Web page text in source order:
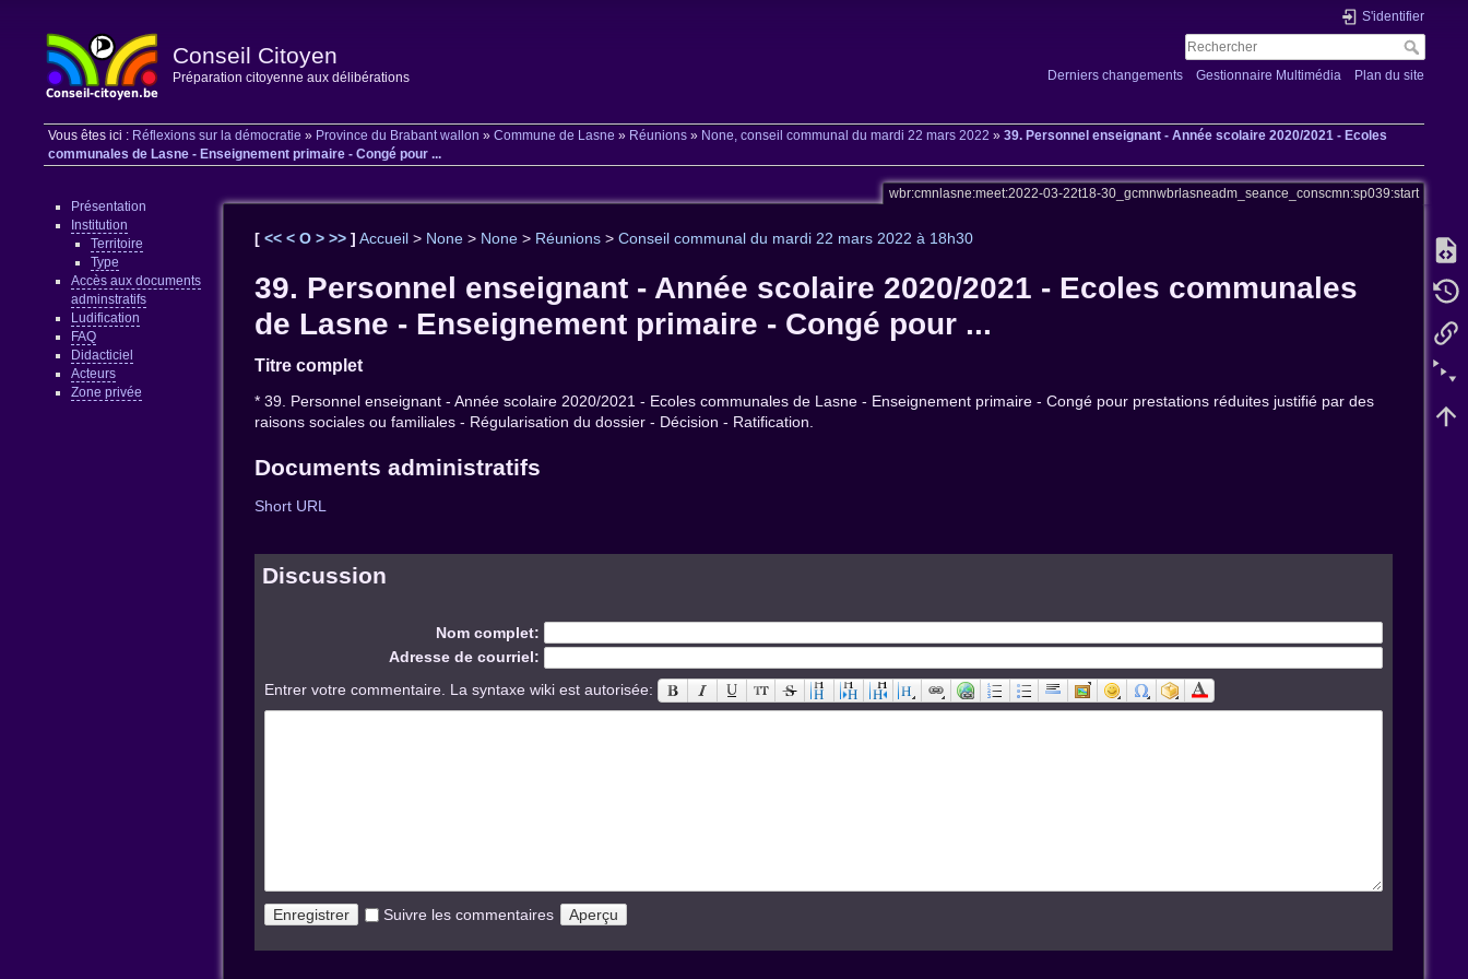
Conseil Citoyen
Préparation citoyenne aux délibérations
S'identifier
Derniers changements Gestionnaire Multimédia Plan du site
Vous êtes ici : Réflexions sur la démocratie » Province du Brabant wallon »Commune de Lasne » Réunions » None, conseil communal du mardi 22 mars 2022 »39. Personnel enseignant - Année scolaire 2020/2021 - Ecoles
communales de Lasne - Enseignement primaire - Congé pour ...
Présentation
Institution
Territoire
Type
Accès aux documents
adminstratifs
Ludification
FAQ
Didacticiel
Acteurs
Zone privée
wbr:cmnlasne:meet:2022-03-22t18-30_gcmnwbrlasneadm_seance_conscmn:sp039:start
[<<<O>>>] Accueil > None > None > Réunions >Conseil communal du mardi 22 mars 2022 à 18h30
39. Personnel enseignant - Année scolaire 2020/2021 - Ecoles communales
de Lasne - Enseignement primaire - Congé pour ...
Titre complet
* 39. Personnel enseignant - Année scolaire 2020/2021 - Ecoles communales de Lasne - Enseignement primaire - Congé pour prestations réduites justifié par des
raisons sociales ou familiales - Régularisation du dossier - Décision - Ratification.
Documents administratifs
Short URL
Discussion
Nom complet:
Adresse de courriel:
Entrer votre commentaire. La syntaxe wiki est autorisée:
Suivre les commentaires